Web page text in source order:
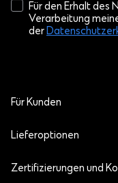
Für den Erhalt des
Verarbeitung
der
Für Kunden
Zertifizierungen und
Lieferoptionen